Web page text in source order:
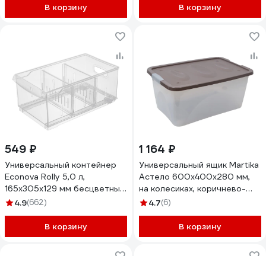
В корзину В корзину
549 ₽
Универсальный контейнер
Econova Rolly 5,0 л,
165x305x129 мм бесцветный
433217201
4.9(662)
В корзину
1 164 ₽
Универсальный ящик Martika
Астело 600x400x280 мм,
на колесиках, коричнево-
серый С665КСЕР
4.7(6)
В корзину